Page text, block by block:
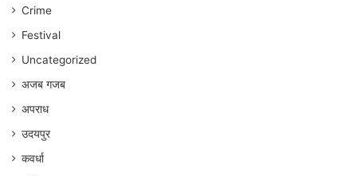
अंकित
गौरहा
Crime
Festival
Uncategorized
अजब गजब
अपराध
उदयपुर
कवर्धा